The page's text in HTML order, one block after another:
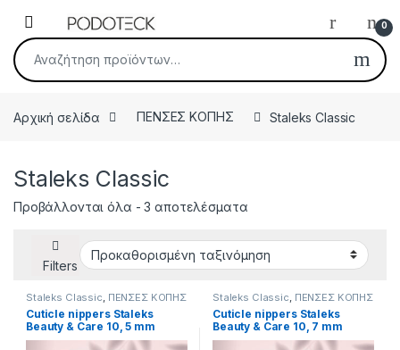
Open 0
Αναζήτηση για:
Αρχική σελίδα ΠΕΝΣΕΣ KOΠΗΣ Staleks Classic
Staleks Classic
Προβάλλονται όλα - 3 αποτελέσματα
Filters
Staleks Classic, ΠΕΝΣΕΣ KOΠΗΣ
Cuticle nippers Staleks
Beauty & Care 10, 5 mm
Staleks Classic, ΠΕΝΣΕΣ KOΠΗΣ
Cuticle nippers Staleks
Beauty & Care 10, 7 mm